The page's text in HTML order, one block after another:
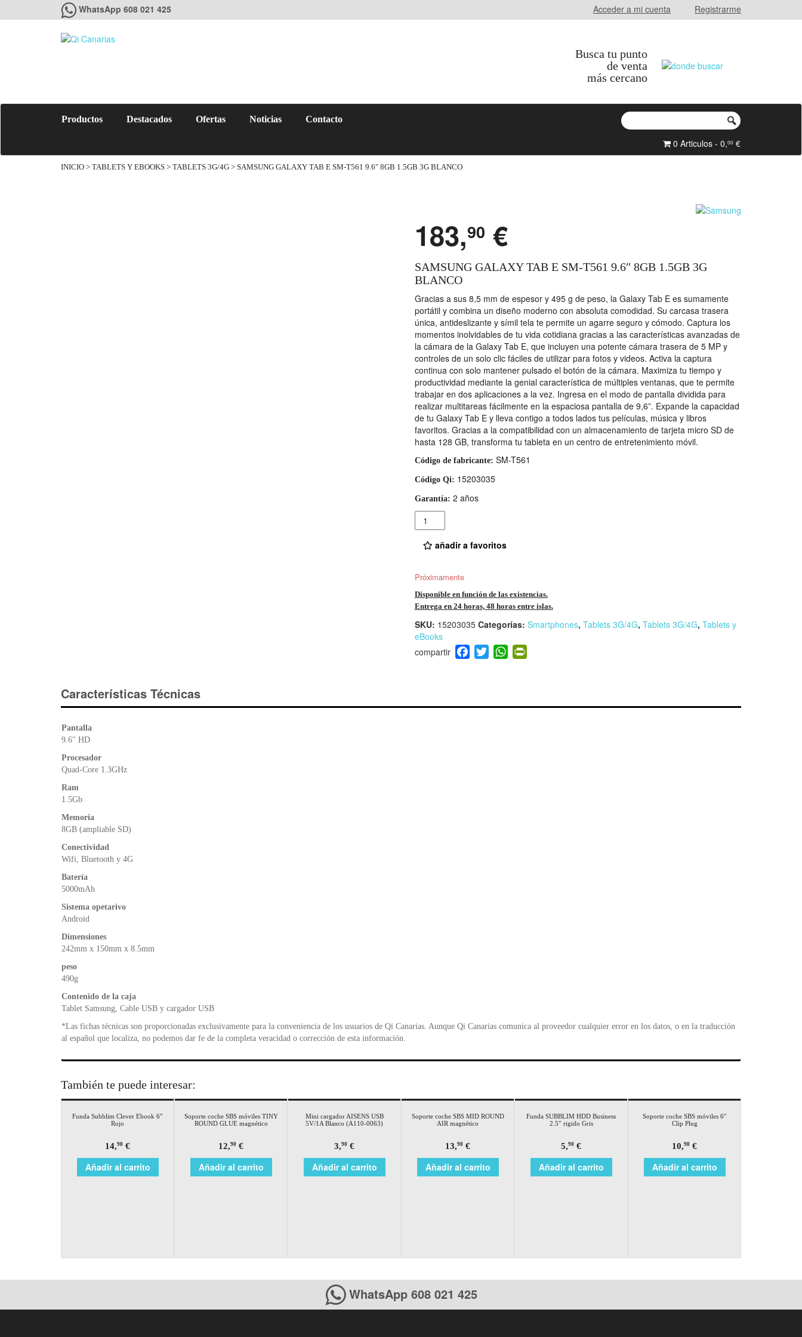
WhatsApp 608 021 425 Acceder a mi cuenta Registrarme
Busca tu punto
de venta
más cercano
Productos Destacados Ofertas Noticias Contacto
0 Articulos - 0,00 €
INICIO > TABLETS Y EBOOKS > TABLETS 3G/4G > SAMSUNG GALAXY TAB E SM-T561 9.6″ 8GB 1.5GB 3G BLANCO
183,90 €
SAMSUNG GALAXY TAB E SM-T561 9.6″ 8GB 1.5GB 3G
BLANCO
Gracias a sus 8,5 mm de espesor y 495 g de peso, la Galaxy Tab E es sumamente
portátil y combina un diseño moderno con absoluta comodidad. Su carcasa trasera
única, antideslizante y símil tela te permite un agarre seguro y cómodo. Captura los
momentos inolvidables de tu vida cotidiana gracias a las características avanzadas de
la cámara de la Galaxy Tab E, que incluyen una potente cámara trasera de 5 MP y
controles de un solo clic fáciles de utilizar para fotos y videos. Activa la captura
continua con solo mantener pulsado el botón de la cámara. Maximiza tu tiempo y
productividad mediante la genial característica de múltiples ventanas, que te permite
trabajar en dos aplicaciones a la vez. Ingresa en el modo de pantalla dividida para
realizar multitareas fácilmente en la espaciosa pantalla de 9,6”. Expande la capacidad
de tu Galaxy Tab E y lleva contigo a todos lados tus películas, música y libros
favoritos. Gracias a la compatibilidad con un almacenamiento de tarjeta micro SD de
hasta 128 GB, transforma tu tableta en un centro de entretenimiento móvil.
Código de fabricante: SM-T561
Código Qi: 15203035
Garantía: 2 años
Cantidad
añadir a favoritos
Próximamente
Disponible en función de las existencias.
Entrega en 24 horas, 48 horas entre islas.
SKU: 15203035 Categorías: Smartphones, Tablets 3G/4G, Tablets 3G/4G, Tablets y
eBooks
F
a
b
T
wi
W
h
A
Pr
in
e
Características Técnicas
Pantalla
9.6″ HD
Procesador
Quad-Core 1.3GHz
Ram
1.5Gb
Memoria
8GB (ampliable SD)
Conectividad
Wifi, Bluetooth y 4G
Batería
5000mAh
Sistema opetarivo
Android
Dimensiones
242mm x 150mm x 8.5mm
peso
490g
Contenido de la caja
Tablet Samsung, Cable USB y cargador USB
*Las fichas técnicas son proporcionadas exclusivamente para la conveniencia de los usuarios de Qi Canarias. Aunque Qi Canarias comunica al proveedor cualquier error en los datos, o en la traducción
al español que localiza, no podemos dar fe de la completa veracidad o corrección de esta información.
También te puede interesar:
Funda Subblim Clever Ebook 6″
Rojo
14,90 €
Añadir al carrito
Soporte coche SBS móviles TINY
ROUND GLUE magnético
12,90 €
Añadir al carrito
Mini cargador AISENS USB
5V/1A Blanco (A110-0063)
3,90 €
Añadir al carrito
Soporte coche SBS MID ROUND
AIR magnético
13,90 €
Añadir al carrito
Funda SUBBLIM HDD Business
2.5″ rigido Gris
5,90 €
Añadir al carrito
Soporte coche SBS móviles 6″
Clip Plug
10,90 €
Añadir al carrito
WhatsApp 608 021 425